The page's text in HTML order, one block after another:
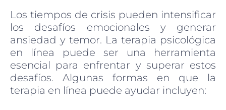
Los tiempos de crisis pueden intensificar
los desafíos emocionales y generar
ansiedad y temor. La terapia psicológica
en línea puede ser una herramienta
esencial para enfrentar y superar estos
desafíos. Algunas formas en que la
terapia en línea puede ayudar incluyen: